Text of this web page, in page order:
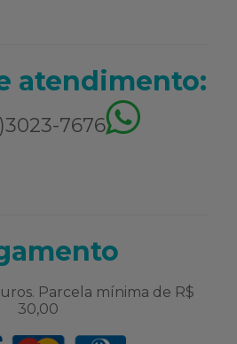
atendimento:
7676
Parcela mínima de R$
30,00